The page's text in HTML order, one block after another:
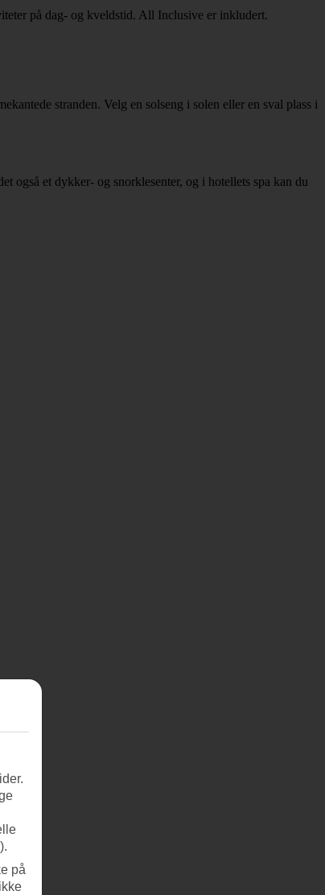
på dag- og kveldstid. All Inclusive er inkludert.
stranden. Velg en solseng i solen eller en sval plass i
også et dykker- og snorklesenter, og i hotellets spa kan du
på